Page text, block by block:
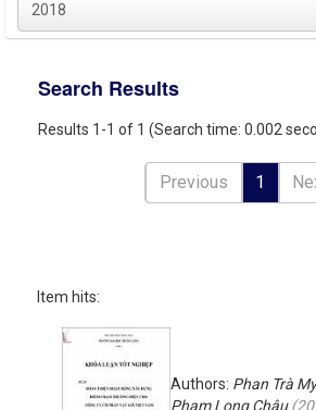
2018
Search Results
Results 1-1 of 1 (Search time: 0.002
Previous 1
Item hits:
Authors: Phan Trà My
Phạm Long Châu(